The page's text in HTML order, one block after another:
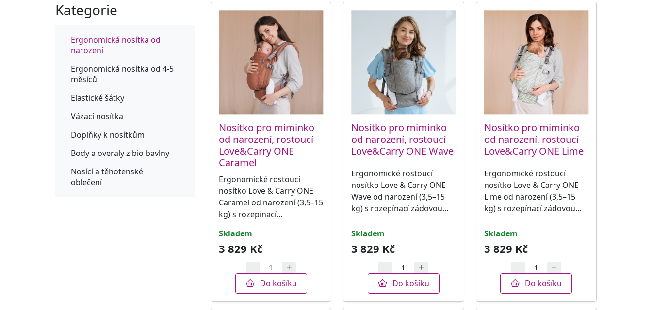
Kategorie
Ergonomická nosítka od
narození
Ergonomická nosítka od 4-5
měsíců
Elastické šátky
Vázací nosítka
Doplňky k nosítkům
Body a overaly z bio bavlny
Nosící a těhotenské
oblečení
Nosítko pro miminko
od narození, rostoucí
Love&Carry ONE
Caramel
Ergonomické rostoucí
nosítko Love & Carry ONE
Caramel od narození (3,5–15
kg) s rozepínací…
skladem
3 829 Kč
Do košíku
Nosítko pro miminko
od narození, rostoucí
Love&Carry ONE Wave
Ergonomické rostoucí
nosítko Love & Carry ONE
Wave od narození (3,5–15
kg) s rozepínací zádovou…
skladem
3 829 Kč
Do košíku
Nosítko pro miminko
od narození, rostoucí
Love&Carry ONE Lime
Ergonomické rostoucí
nosítko Love & Carry ONE
Lime od narození (3,5–15
kg) s rozepínací zádovou…
skladem
3 829 Kč
Do košíku